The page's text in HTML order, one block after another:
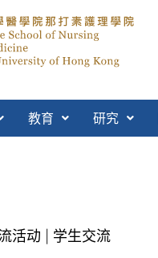
教育 研究
活动 学生交流